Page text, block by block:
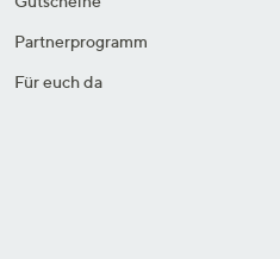
Partnerprogramm
Für euch da